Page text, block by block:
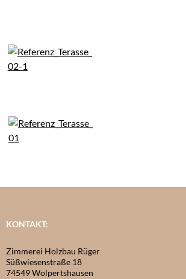
KONTAKT:
Zimmerei Holzbau Rüger
Süßwiesenstraße 18
74549 Wolpertshausen